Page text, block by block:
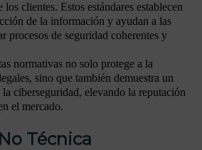
clientes. Estos estándares establecen
de la información y ayudan a las
procesos de seguridad coherentes y
normativas no solo protege a la
sino que también demuestra un
ciberseguridad, elevando la reputación
el mercado.
Técnica